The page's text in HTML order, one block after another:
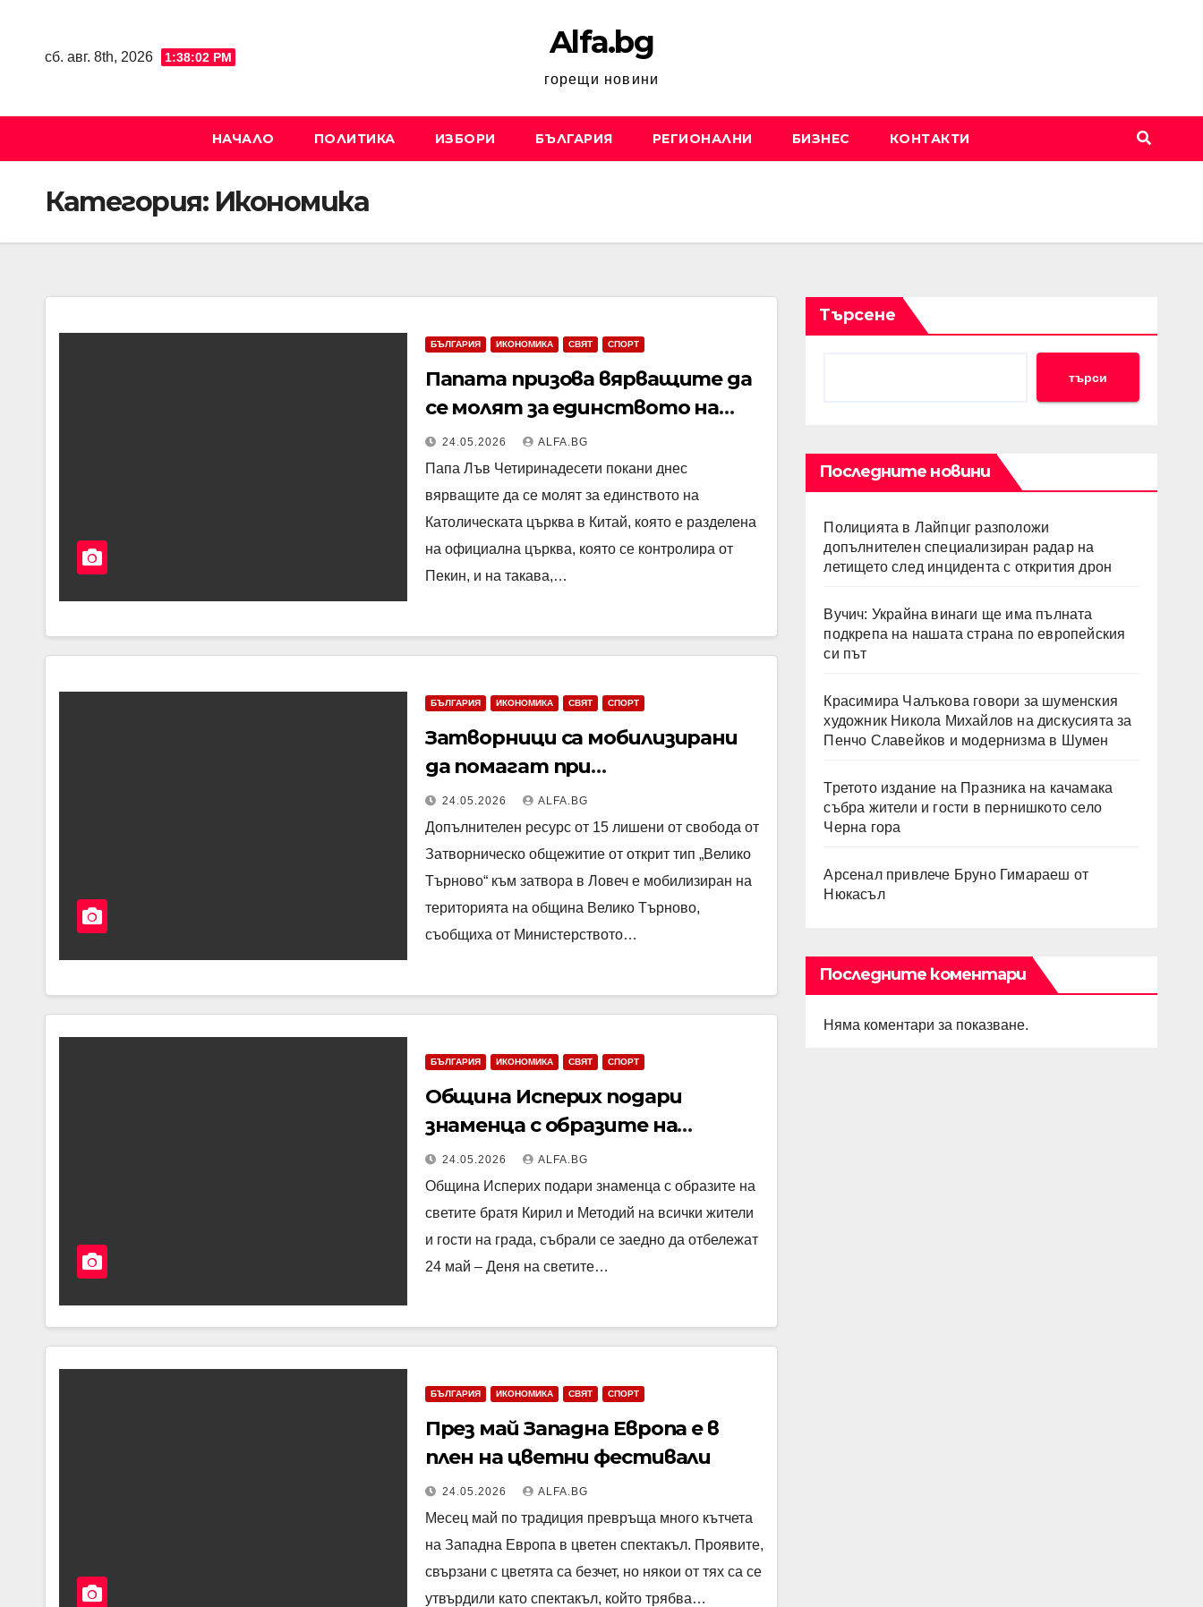
сб. авг. 8th, 2026 1:38:03 PM Alfa.bg
горещи новини
НАЧАЛО ПОЛИТИКА ИЗБОРИ БЪЛГАРИЯ РЕГИОНАЛНИ БИЗНЕС КОНТАКТИ
Категория: Икономика
БЪЛГАРИЯ ИКОНОМИКА СВЯТ СПОРТ
Папата призова вярващите да
се молят за единството на
Църквата в Китай
24.05.2026 ALFA.BG
Папа Лъв Четиринадесети покани днес
вярващите да се молят за единството на
Католическата църква в Китай, която е разделена
на официална църква, която се контролира от
Пекин, и на такава,…
БЪЛГАРИЯ ИКОНОМИКА СВЯТ СПОРТ
Затворници са мобилизирани
да помагат при
разчистването и във Велико
Търново заради обилните
дъждове и преливането на река
Янтра
24.05.2026 ALFA.BG
Допълнителен ресурс от 15 лишени от свобода от
Затворническо общежитие от открит тип „Велико
Търново“ към затвора в Ловеч е мобилизиран на
територията на община Велико Търново,
съобщиха от Министерството…
БЪЛГАРИЯ ИКОНОМИКА СВЯТ СПОРТ
Община Исперих подари
знаменца с образите на
светите братя Кирил и
Методий на всички, събрали се
да отбележат 24 май
24.05.2026 ALFA.BG
Община Исперих подари знаменца с образите на
светите братя Кирил и Методий на всички жители
и гости на града, събрали се заедно да отбележат
24 май – Деня на светите…
БЪЛГАРИЯ ИКОНОМИКА СВЯТ СПОРТ
През май Западна Европа е в
плен на цветни фестивали
24.05.2026 ALFA.BG
Месец май по традиция превръща много кътчета
на Западна Европа в цветен спектакъл. Проявите,
свързани с цветята са безчет, но някои от тях са се
утвърдили като спектакъл, който трябва…
Търсене
търси
Последните новини
Полицията в Лайпциг разположи
допълнителен специализиран радар на
летището след инцидента с открития дрон
Вучич: Украйна винаги ще има пълната
подкрепа на нашата страна по европейския
си път
Красимира Чалъкова говори за шуменския
художник Никола Михайлов на дискусията за
Пенчо Славейков и модернизма в Шумен
Третото издание на Празника на качамака
събра жители и гости в пернишкото село
Черна гора
Арсенал привлече Бруно Гимараеш от
Нюкасъл
Последните коментари
Няма коментари за показване.